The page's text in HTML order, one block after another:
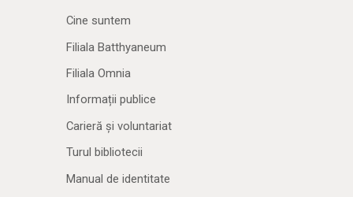
Cine suntem
Filiala Batthyaneum
Filiala Omnia
Informații publice
Carieră și voluntariat
Turul bibliotecii
Manual de identitate